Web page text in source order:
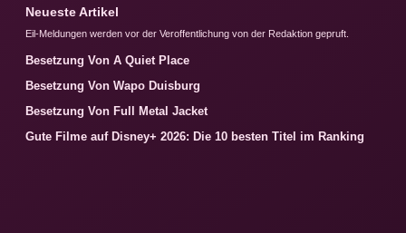
Neueste Artikel
Eil-Meldungen werden vor der Veroffentlichung von der Redaktion gepruft.
Besetzung Von A Quiet Place
Besetzung Von Wapo Duisburg
Besetzung Von Full Metal Jacket
Gute Filme auf Disney+ 2026: Die 10 besten Titel im Ranking